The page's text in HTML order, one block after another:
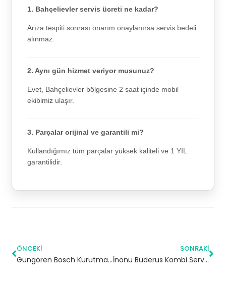
1. Bahçelievler servis ücreti ne kadar?
Arıza tespiti sonrası onarım onaylanırsa servis bedeli
alınmaz.
2. Aynı gün hizmet veriyor musunuz?
Evet, Bahçelievler bölgesine 2 saat içinde mobil
ekibimiz ulaşır.
3. Parçalar orijinal ve garantili mi?
Kullandığımız tüm parçalar yüksek kaliteli ve 1 YIL
garantilidir.
ÖNCEKI
Güngören Bosch Kurutma Makinesi Servisi
SONRAKI
İnönü Buderus Kombi Servisi – Sancaktepe Yetkili Servis